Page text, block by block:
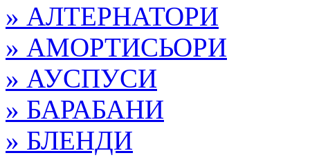
» АЛТЕРНАТОРИ
» АМОРТИСЬОРИ
» АУСПУСИ
» БАРАБАНИ
» БЛЕНДИ